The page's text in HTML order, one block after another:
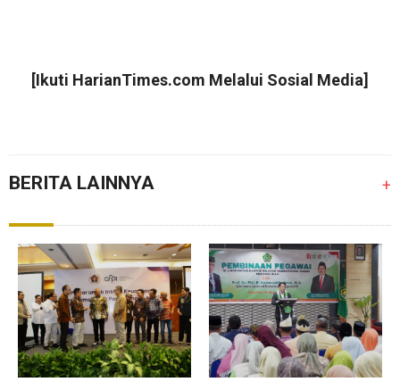
[Ikuti HarianTimes.com Melalui Sosial Media]
BERITA LAINNYA +